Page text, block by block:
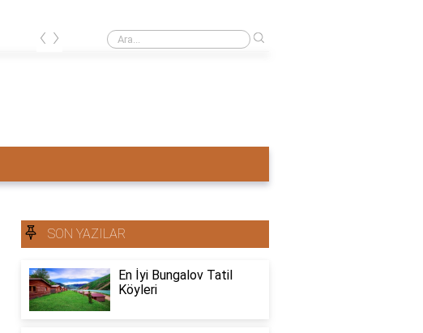
Ahşap ev mi pahalı beton ev mi?
‹ ›
SON YAZILAR
En İyi Bungalov Tatil
Köyleri